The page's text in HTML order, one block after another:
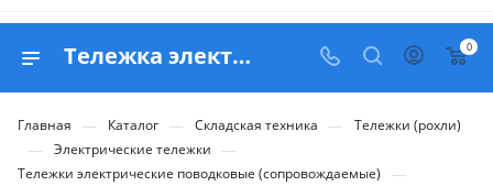
Тележка электрическая 1800 кг 1150 мм XILIN CBD18W - купить в Belapex 0
Главная — Каталог — Складская техника — Тележки (рохли)
— Электрические тележки —
Тележки электрические поводковые (сопровождаемые) —